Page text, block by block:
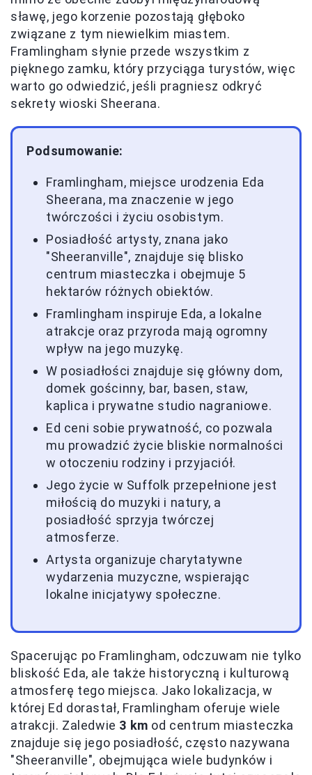
sławę, jego korzenie pozostają głęboko
związane z tym niewielkim miastem.
Framlingham słynie przede wszystkim z
pięknego zamku, który przyciąga turystów, więc
warto go odwiedzić, jeśli pragniesz odkryć
sekrety wioski Sheerana.
Podsumowanie:
Framlingham, miejsce urodzenia Eda
Sheerana, ma znaczenie w jego
twórczości i życiu osobistym.
Posiadłość artysty, znana jako
"Sheeranville", znajduje się blisko
centrum miasteczka i obejmuje 5
hektarów różnych obiektów.
Framlingham inspiruje Eda, a lokalne
atrakcje oraz przyroda mają ogromny
wpływ na jego muzykę.
W posiadłości znajduje się główny dom,
domek gościnny, bar, basen, staw,
kaplica i prywatne studio nagraniowe.
Ed ceni sobie prywatność, co pozwala
mu prowadzić życie bliskie normalności
w otoczeniu rodziny i przyjaciół.
Jego życie w Suffolk przepełnione jest
miłością do muzyki i natury, a
posiadłość sprzyja twórczej
atmosferze.
Artysta organizuje charytatywne
wydarzenia muzyczne, wspierając
lokalne inicjatywy społeczne.
Spacerując po Framlingham, odczuwam nie tylko
bliskość Eda, ale także historyczną i kulturową
atmosferę tego miejsca. Jako lokalizacja, w
której Ed dorastał, Framlingham oferuje wiele
atrakcji. Zaledwie 3 km od centrum miasteczka
znajduje się jego posiadłość, często nazywana
"Sheeranville", obejmująca wiele budynków i